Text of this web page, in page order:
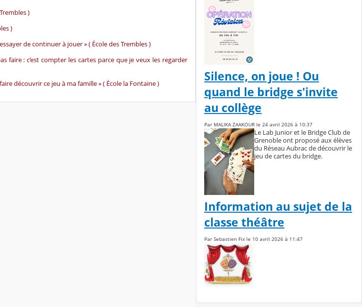
)
)
de continuer à jouer » ( École des Trembles )
faire : c’est compter les cartes parce que je veux les regarder
découvrir ce jeu à ma famille » ( École la Fontaine )
Silence, on joue ! Ou
quand le bridge s'invite
au collège
Par MALIKA ZAAKOUR le 24 avril 2026 à 10:37
Le Lab Junior et le Bridge Club de
Grenoble ont proposé aux élèves
du Réseau Aubrac de découvrir le
jeu de cartes du bridge.
Information au sujet de la
classe théâtre
Par Sebastien Fix le 10 avril 2026 à 11:47